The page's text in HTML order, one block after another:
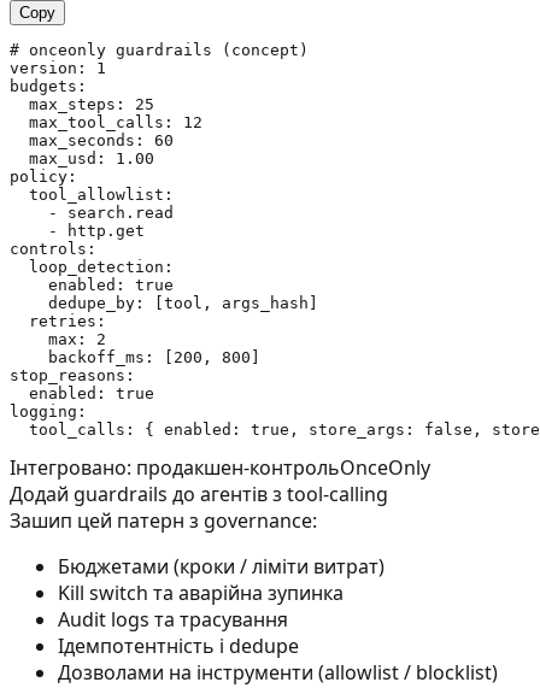
Copy
# onceonly guardrails (concept)
version: 1
budgets:
  max_steps: 25
  max_tool_calls: 12
  max_seconds: 60
  max_usd: 1.00
policy:
  tool_allowlist:
    - search.read
    - http.get
controls:
  loop_detection:
    enabled: true
    dedupe_by: [tool, args_hash]
  retries:
    max: 2
    backoff_ms: [200, 800]
stop_reasons:
  enabled: true
logging:
Інтегровано: продакшен-контрольOnceOnly
Додай guardrails до агентів з tool-calling
Зашип цей патерн з governance:
Бюджетами (кроки / ліміти витрат)
Kill switch та аварійна зупинка
Audit logs та трасування
Ідемпотентність і dedupe
Дозволами на інструменти (allowlist / blocklist)